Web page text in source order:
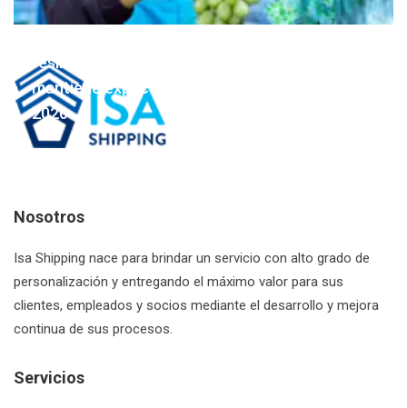
resiliencia frente a la coyuntura global y
mantiene expectativas optimistas para el
2026
Nosotros
Isa Shipping nace para brindar un servicio con alto grado de
personalización y entregando el máximo valor para sus
clientes, empleados y socios mediante el desarrollo y mejora
continua de sus procesos.
Servicios